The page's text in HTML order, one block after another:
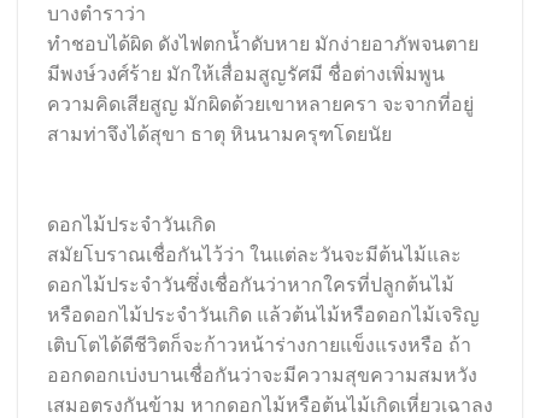
บางตำราว่า
ทําชอบได้ผิด ดังไฟตกน้ำดับหาย มักง่ายอาภัพจนตาย
มีพงษ์วงศ์ร้าย มักให้เสื่อมสูญรัศมี ชื่อต่างเพิ่มพูน
ความคิดเสียสูญ มักผิดด้วยเขาหลายครา จะจากที่อยู่
สามท่าจึงได้สุขา ธาตุ หินนามครุฑโดยนัย
ดอกไม้ประจําวันเกิด
สมัยโบราณเชื่อกันไว้ว่า ในแต่ละวันจะมีต้นไม้และ
ดอกไม้ประจำวันซึ่งเชื่อกันว่าหากใครที่ปลูกต้นไม้
หรือดอกไม้ประจำวันเกิด แล้วต้นไม้หรือดอกไม้เจริญ
เติบโตได้ดีชีวิตก็จะก้าวหน้าร่างกายแข็งแรงหรือ ถ้า
ออกดอกเบ่งบานเชื่อกันว่าจะมีความสุขความสมหวัง
เสมอตรงกันข้าม หากดอกไม้หรือต้นไม้เกิดเหี่ยวเฉาลง